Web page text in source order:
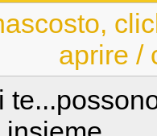
aprire /